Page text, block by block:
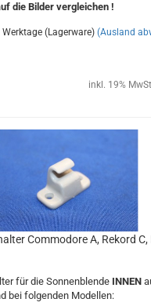
die Bilder vergleichen !
Werktage (Lagerware) (Ausland
inkl. 19%
Commodore A, Rekord C,
für die Sonnenblende INNEN
bei folgenden Modellen: